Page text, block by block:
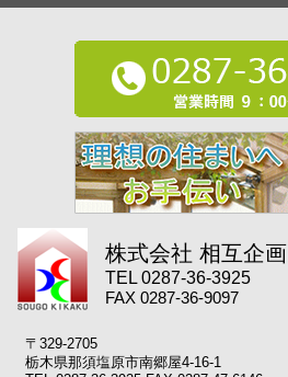
株式会社 相互企画
TEL 0287-36-3925
FAX 0287-36-9097
〒329-2705
栃木県那須塩原市南郷屋4-16-1